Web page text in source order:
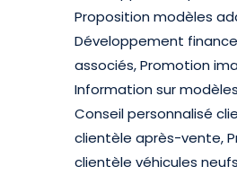
Proposition modèles
Développement
associés, Promotion
Information sur
Conseil personnalisé
clientèle après-vente,
clientèle véhicules